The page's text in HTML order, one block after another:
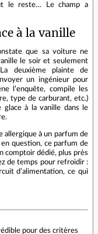
le reste… Le champ a
à la vanille
que sa voiture ne
le soir et seulement
deuxième plainte de
un ingénieur pour
l’enquête, compile les
type de carburant, etc.)
glace à la vanille dans le
allergique à un parfum de
question, ce parfum de
comptoir dédié, plus près
de temps pour refroidir :
d’alimentation, ce qui
pour des critères